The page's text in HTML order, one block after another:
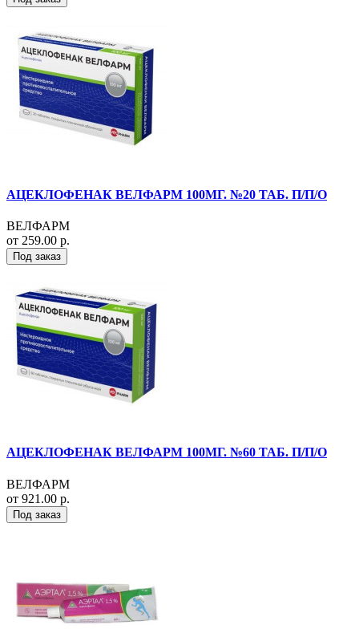
АЦЕКЛОФЕНАК ВЕЛФАРМ 100МГ. №20 ТАБ. П/П/О
ВЕЛФАРМ
от 259.00 р.
Под заказ
АЦЕКЛОФЕНАК ВЕЛФАРМ 100МГ. №60 ТАБ. П/П/О
ВЕЛФАРМ
от 921.00 р.
Под заказ